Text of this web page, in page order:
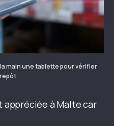
main une tablette pour vérifier
à Malte car